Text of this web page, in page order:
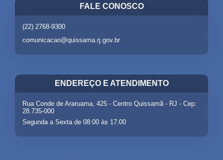
FALE CONOSCO
(22) 2768-9300
comunicacao@quissama.rj.gov.br
ENDEREÇO E ATENDIMENTO
Rua Conde de Araruama, 425 - Centro Quissamã - RJ - Cep:
28.735-000
Segunda a Sexta de 08:00 às 17:00